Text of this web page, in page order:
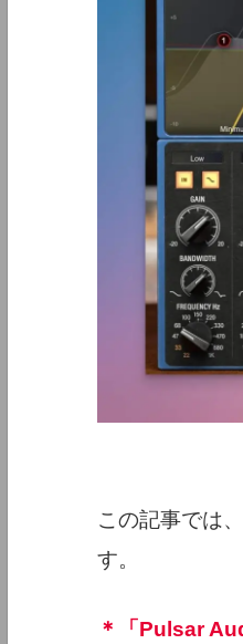
この記事では
す。
＊「Pulsar